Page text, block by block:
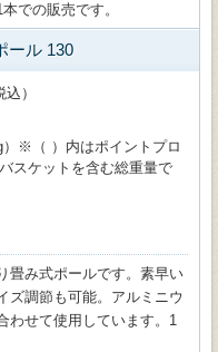
での販売です。
ール 130
）
）※（ ）内はポイントプロ
スケットを含む総重量で
畳み式ポールです。素早い
ズ調節も可能。アルミニウ
わせて使用しています。1